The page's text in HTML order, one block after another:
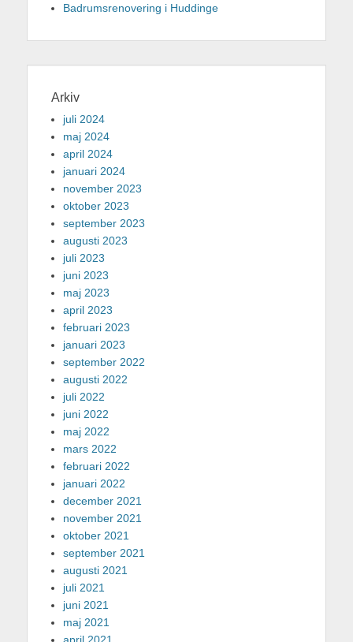
Badrumsrenovering i Huddinge
Arkiv
juli 2024
maj 2024
april 2024
januari 2024
november 2023
oktober 2023
september 2023
augusti 2023
juli 2023
juni 2023
maj 2023
april 2023
februari 2023
januari 2023
september 2022
augusti 2022
juli 2022
juni 2022
maj 2022
mars 2022
februari 2022
januari 2022
december 2021
november 2021
oktober 2021
september 2021
augusti 2021
juli 2021
juni 2021
maj 2021